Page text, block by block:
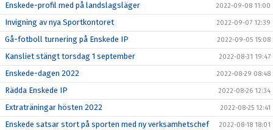
Enskede-profil med på landslagsläger 2022-09-08 11:00
Invigning av nya Sportkontoret 2022-09-07 12:39
Gå-fotboll turnering på Enskede IP 2022-09-05 15:08
Kansliet stängt torsdag 1 september 2022-08-31 19:47
Enskede-dagen 2022 2022-08-29 08:48
Rädda Enskede IP 2022-08-26 12:34
Extraträningar hösten 2022 2022-08-25 12:41
Enskede satsar stort på sporten med ny verksamhetschef 2022-08-18 18:01